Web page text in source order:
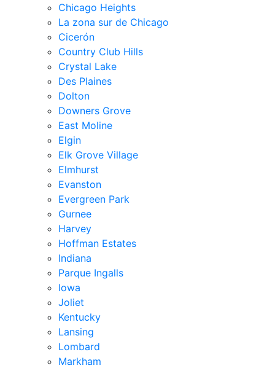
Chicago Heights
La zona sur de Chicago
Cicerón
Country Club Hills
Crystal Lake
Des Plaines
Dolton
Downers Grove
East Moline
Elgin
Elk Grove Village
Elmhurst
Evanston
Evergreen Park
Gurnee
Harvey
Hoffman Estates
Indiana
Parque Ingalls
Iowa
Joliet
Kentucky
Lansing
Lombard
Markham